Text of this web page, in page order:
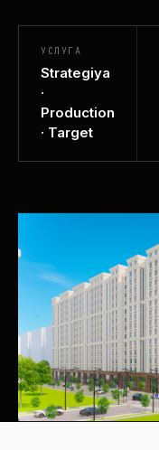
УСЛУГА
Strategiya
·
Production
· Target